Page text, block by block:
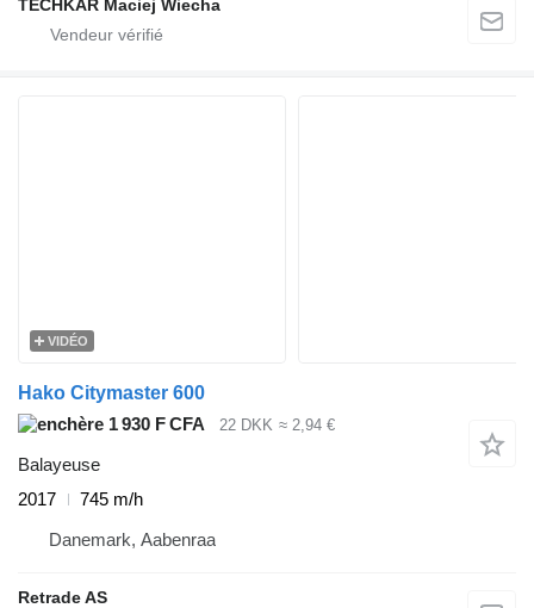
TECHKAR Maciej Wiecha
VIDÉO
Hako Citymaster 600
1 930 F CFA
22 DKK ≈ 2,94 €
Balayeuse
2017
745 m/h
Danemark, Aabenraa
Retrade AS